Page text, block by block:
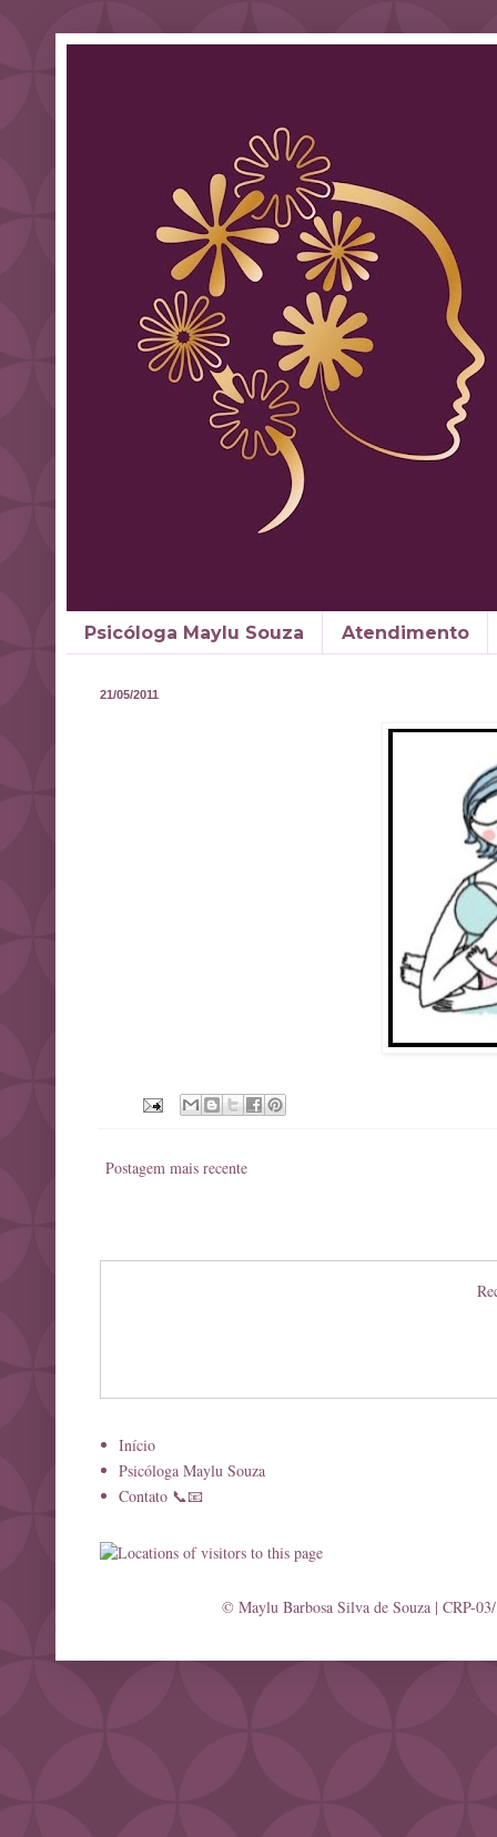
Psicóloga Maylu Souza Atendimento
21/05/2011
Postagem mais recente
Início
Psicóloga Maylu Souza
Contato 📞📧
© Maylu Barbosa Silva de Souza | CRP-